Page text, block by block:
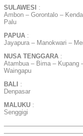
SULAWESI
:
Ambon – Gorontalo –
Palu
PAPUA :
Jayapura – Manokwari –
NUSA TENGGARA :
Atambua – Bima – Kupang
Waingapu
BALI :
Denpasar
MALUKU :
Senggigi